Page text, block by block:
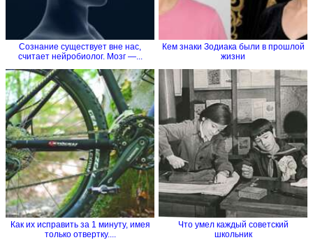
Сознание существует вне нас,
считает нейробиолог. Мозг —...
Кем знаки Зодиака были в прошлой
жизни
Как их исправить за 1 минуту, имея
только отвертку....
Что умел каждый советский
школьник